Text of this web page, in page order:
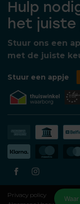
Hulp
het
Stuur ons een
met de juiste
Stuur een appje
Privacy policy